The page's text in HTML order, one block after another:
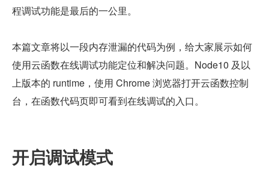
程调试功能是最后的一公里。
本篇文章将以一段内存泄漏的代码为例，给大家展示如何
使用云函数在线调试功能定位和解决问题。Node10 及以
上版本的 runtime，使用 Chrome 浏览器打开云函数控制
台，在函数代码页即可看到在线调试的入口。
开启调试模式